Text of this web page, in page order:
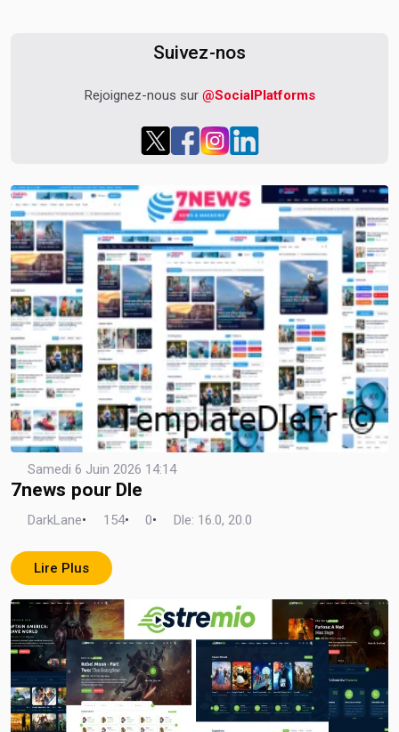
Samedi 6 Juin 2026 14:14
7news pour Dle
DarkLane• 154• 0• Dle: 16.0, 20.0
Lire Plus
Suivez-nos
Rejoignez-nous sur @SocialPlatforms